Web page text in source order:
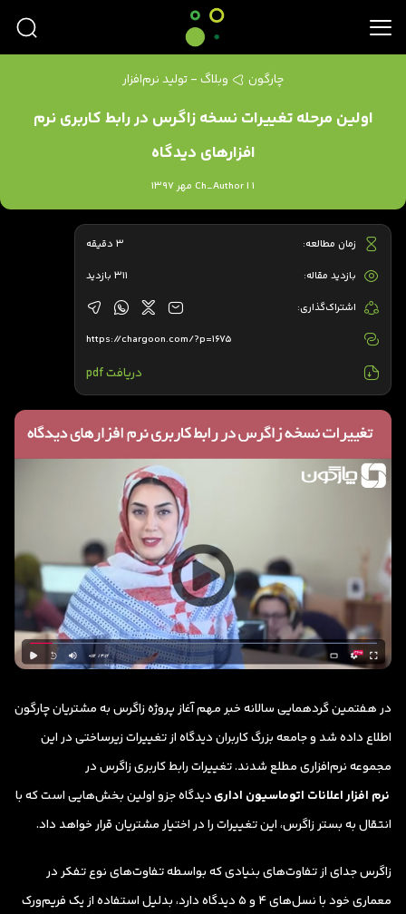
چارگون وبلاگ - تولید نرم‌افزار
اولین مرحله تغییرات نسخه زاگرس در رابط کاربری نرم
افزارهای دیدگاه
Ch_Author | 1 مهر 1397
در هفتمین گردهمایی سالانه خبر مهم آغاز پروژه زاگرس به مشتریان چارگون
اطلاع داده شد و جامعه بزرگ کاربران دیدگاه از تغییرات زیرساختی در این
مجموعه نرم‌افزاری مطلع شدند. تغییرات رابط کاربری زاگرس در
نرم افزار اعلانات اتوماسیون اداریدیدگاه جزو اولین بخش‌هایی است که با
انتقال به بستر زاگرس، این تغییرات را در اختیار مشتریان قرار خواهد داد.
زاگرس جدای از تفاوت‌های بنیادی که بواسطه تفاوت‌های نوع تفکر در
معماری خود با نسل‌های 4 و 5 دیدگاه دارد، بدلیل استفاده از یک فریم‌ورک
زمان مطالعه: 3 دقیقه
بازدید مقاله: 311 بازدید
اشتراک‌گذاری:
https://chargoon.com/?p=1675
دریافت pdf